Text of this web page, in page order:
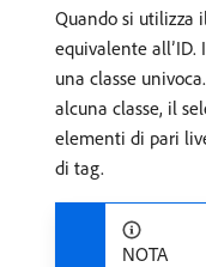
Quando si utilizza
equivalente all’ID.
una classe
alcuna classe, il
elementi di pari
di tag.
NOTA